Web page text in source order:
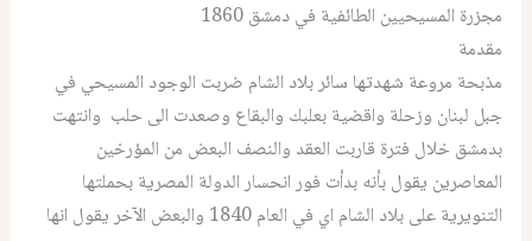
مجزرة المسيحيين الطائفية في دمشق 1860
مقدمة
مذبحة مروعة شهدتها سائر بلاد الشام ضربت الوجود المسيحي في
جبل لبنان وزحلة واقضية بعلبك والبقاع وصعدت الى حلب وانتهت
بدمشق خلال فترة قاربت العقد والنصف البعض من المؤرخين
المعاصرين يقول بأنه بدأت فور انحسار الدولة المصرية بحملتها
التنويرية على بلاد الشام اي في العام 1840 والبعض الآخر يقول انها